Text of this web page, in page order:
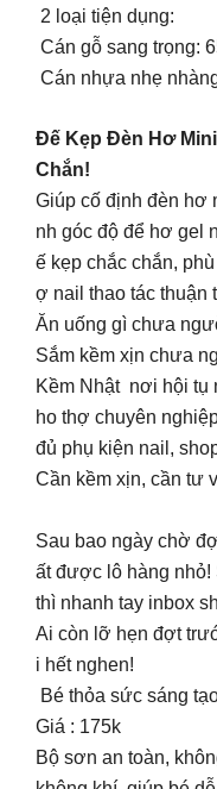
2 loại tiện dụng:
Cán gỗ sang trọng:
Cán nhựa nhẹ
Đế Kẹp Đèn Hơ
Chắn!
Giúp cố định đèn hơ
nh góc độ để hơ gel
ế kẹp chắc chắn,
ợ nail thao tác thuận
Ăn uống gì chưa
Sắm kềm xịn chưa
Kềm Nhật nơi hội tụ
ho thợ chuyên
đủ phụ kiện nail,
Cần kềm xịn, cần tư
Sau bao ngày chờ
ất được lô hàng nhỏ!
thì nhanh tay inbox
Ai còn lỡ hẹn đợt
i hết nghen!
Bé thỏa sức sáng
Giá : 175k
Bộ sơn an toàn,